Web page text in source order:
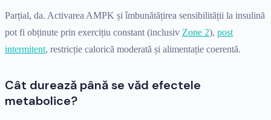
Parțial, da. Activarea AMPK și îmbunătățirea sensibilității la insulină
pot fi obținute prin exercițiu constant (inclusiv Zone 2), post
intermitent, restricție calorică moderată și alimentație coerentă.
Cât durează până se văd efectele
metabolice?